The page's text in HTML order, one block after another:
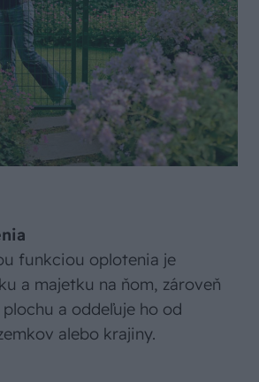
funkciou oplotenia je
a majetku na ňom, zároveň
a oddeľuje ho od
alebo krajiny.